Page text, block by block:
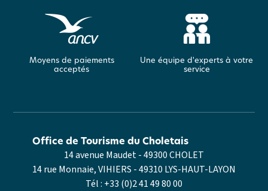
Moyens de paiements
acceptés
Une équipe d'experts à votre
service
14 avenue Maudet - 49300 CHOLET
14 rue Monnaie, VIHIERS - 49310 LYS-HAUT-LAYON
Tél : +33 (0)2 41 49 80 00
Office de Tourisme du Choletais